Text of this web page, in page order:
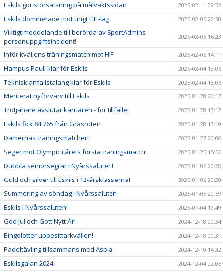
Eskils gör storsatsning på målvaktssidan 2025-02-11 09:32
Eskils dominerade mot ungt HIF-lag 2025-02-05 22:30
Viktigt meddelande till berörda av SportAdmins
personuppgiftsincident!
2025-02-05 16:23
Inför kvällens träningsmatch mot HIF 2025-02-05 14:11
Hampus Pauli klar för Eskils 2025-02-04 18:06
Teknisk anfallstalang klar för Eskils 2025-02-04 18:06
Meriterat nyförvärv till Eskils 2025-01-28 20:17
Trotjänare avslutar karriären - för tillfället 2025-01-28 13:12
Eskils fick 84 765 från Gräsroten 2025-01-28 13:10
Damernas träningsmatcher! 2025-01-27 20:08
Seger mot Olympic i årets första träningsmatch! 2025-01-25 15:56
Dubbla seniorsegrar i Nyårssaluten! 2025-01-06 20:28
Guld och silver till Eskils i 13-årsklasserna! 2025-01-06 20:20
Summering av söndag i Nyårssaluten 2025-01-05 20:59
Eskils i Nyårssaluten! 2025-01-04 19:49
God Jul och Gott Nytt År! 2024-12-18 00:34
Bingolotter uppesittarkvällen! 2024-12-18 00:31
Padeltävling tillsammans med Aspia 2024-12-10 14:32
Eskilsgalan 2024 2024-12-04 22:05